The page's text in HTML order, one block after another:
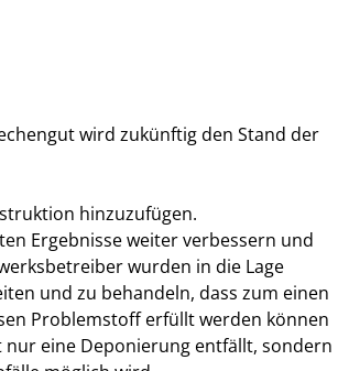
wird zukünftig den Stand der
hinzuzufügen.
Ergebnisse weiter verbessern und
wurden in die Lage
und zu behandeln, dass zum einen
Problemstoff erfüllt werden können
eine Deponierung entfällt, sondern